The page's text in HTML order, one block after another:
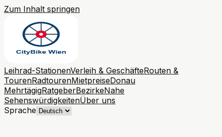
Zum Inhalt springen
Leihrad-StationenVerleih & GeschäfteRouten &
TourenRadtourenMietpreiseDonau
MehrtägigRatgeberBezirkeNahe
SehenswürdigkeitenÜber uns
Sprache